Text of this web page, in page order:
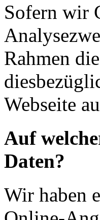
Sofern wir
Rahmen
Webseite
Auf
Daten?
Wir haben